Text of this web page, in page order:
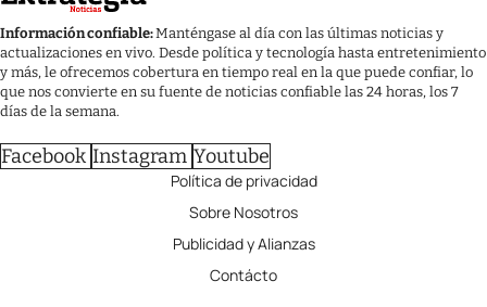
Información confiable:Manténgase al día con las últimas noticias y
actualizaciones en vivo. Desde política y tecnología hasta entretenimiento
y más, le ofrecemos cobertura en tiempo real en la que puede confiar, lo
que nos convierte en su fuente de noticias confiable las 24 horas, los 7
días de la semana.
Facebook Instagram Youtube
Política de privacidad
Sobre Nosotros
Publicidad y Alianzas
Contácto